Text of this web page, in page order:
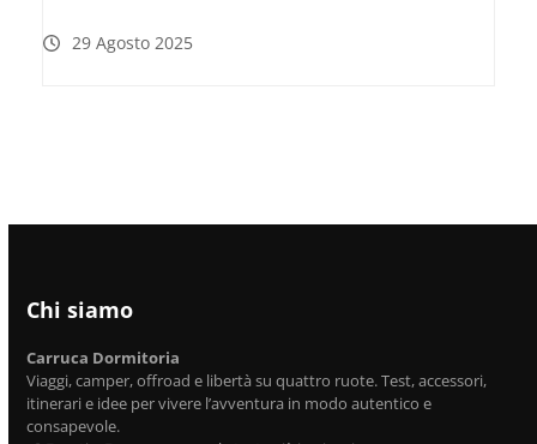
29 Agosto 2025
Chi siamo
Carruca Dormitoria
Viaggi, camper, offroad e libertà su quattro ruote. Test, accessori,
itinerari e idee per vivere l’avventura in modo autentico e
consapevole.